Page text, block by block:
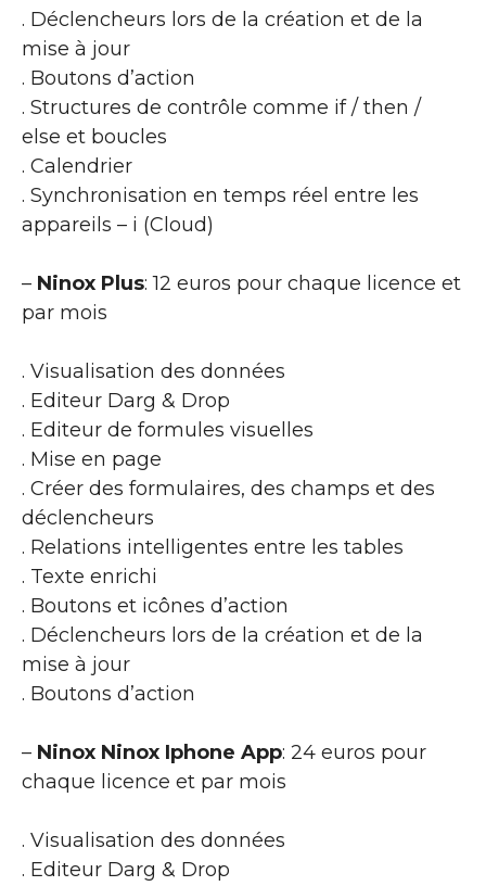
. Déclencheurs lors de la création et de la
mise à jour
. Boutons d’action
. Structures de contrôle comme if / then /
else et boucles
. Calendrier
. Synchronisation en temps réel entre les
appareils – i (Cloud)
– Ninox Plus: 12 euros pour chaque licence et
par mois
. Visualisation des données
. Editeur Darg & Drop
. Editeur de formules visuelles
. Mise en page
. Créer des formulaires, des champs et des
déclencheurs
. Relations intelligentes entre les tables
. Texte enrichi
. Boutons et icônes d’action
. Déclencheurs lors de la création et de la
mise à jour
. Boutons d’action
– Ninox Ninox Iphone App: 24 euros pour
chaque licence et par mois
. Visualisation des données
. Editeur Darg & Drop